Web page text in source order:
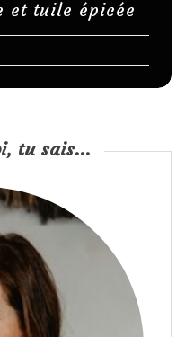
et tuile épicée
tu sais...